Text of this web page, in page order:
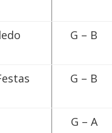
G – B
G – B
G – A